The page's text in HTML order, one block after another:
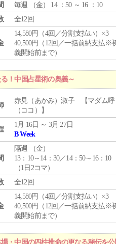
毎週 （金） 14 ：50 ～ 16 ：10
全12回
14,580円（4回／分割支払い）×3
40,500円（12回／一括前納支払※
義開始前まで）
！中国占星術の奥義～
赤見（あかみ）淑子 【マダム呼
（ココ）】
1月 16日 ～ 3月 27日
B Week
隔週 （金）
13：10～14：30／14：50～16：10
（1日2コマ）
全12回
14,580円（4回／分割支払い）×3
40,500円（12回／一括前納支払※
義開始前まで）
・中国の四柱推命の更なる秘伝を